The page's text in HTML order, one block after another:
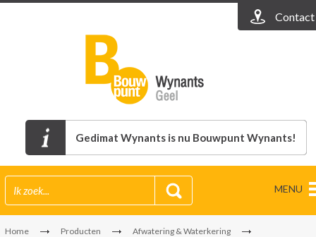
Contact
Gedimat Wynants is nu Bouwpunt Wynants!
MENU
Home Producten
Afwatering & Waterkering